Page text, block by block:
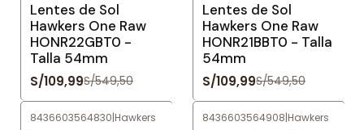
Lentes de Sol
Hawkers One Raw
HONR22GBT0 -
Talla 54mm
S/109,99S/549,50
Lentes de Sol
Hawkers One Raw
HONR21BBT0 - Talla
54mm
S/109,99S/549,50
8436603564830|Hawkers 8436603564908|Hawkers